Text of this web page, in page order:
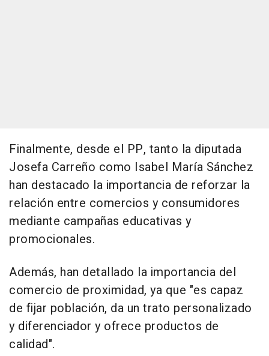
Finalmente, desde el PP, tanto la diputada
Josefa Carreño como Isabel María Sánchez
han destacado la importancia de reforzar la
relación entre comercios y consumidores
mediante campañas educativas y
promocionales.
Además, han detallado la importancia del
comercio de proximidad, ya que "es capaz
de fijar población, da un trato personalizado
y diferenciador y ofrece productos de
calidad".